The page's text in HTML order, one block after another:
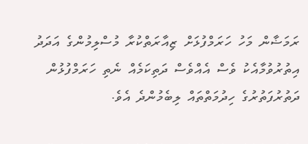
ރަމަޟާން މަހު ހަރަމްފުޅަށް ޒިއާރަތްކުރާ މުސްލިމުންގެ އަދަދު
އިތުރުވުމާއެކު ވެސް އެއްވެސް ދަތިކަމެއް ނެތި ހަރަމްފުޅުން
ދަތުރުފަތުރުގެ ހިދުމަތްތައް ލިބެމުންދެ އެވެ.